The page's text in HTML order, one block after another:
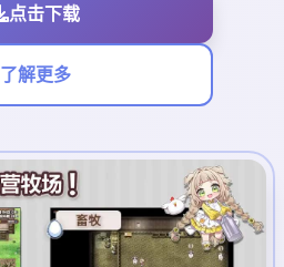
点击下载
了解更多